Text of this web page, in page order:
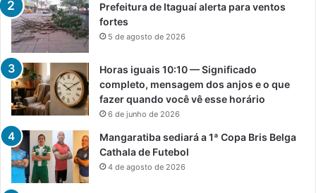
Prefeitura de Itaguaí alerta para ventos
fortes
5 de agosto de 2026
Horas iguais 10:10 — Significado
completo, mensagem dos anjos e o que
fazer quando você vê esse horário
6 de junho de 2026
Mangaratiba sediará a 1ª Copa Bris Belga
Cathala de Futebol
4 de agosto de 2026